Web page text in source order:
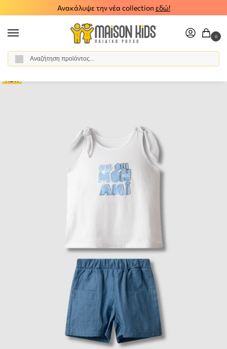
Ανακάλυψε την νέα collection εδώ!
0
Αρχική σελίδα / Κορίτσι / Ρούχα